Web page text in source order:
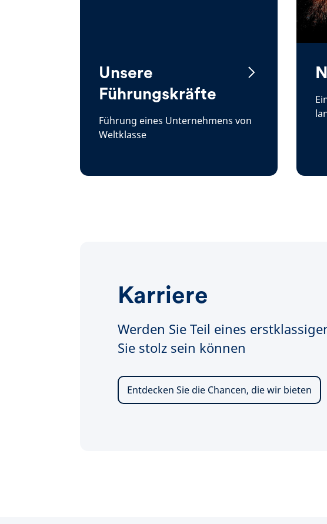
Unsere
Führungskräfte
Führung eines Unternehmens von
Weltklasse
Karriere
Werden Sie Teil eines
Sie stolz sein können
Entdecken Sie die Chancen, die wir bieten